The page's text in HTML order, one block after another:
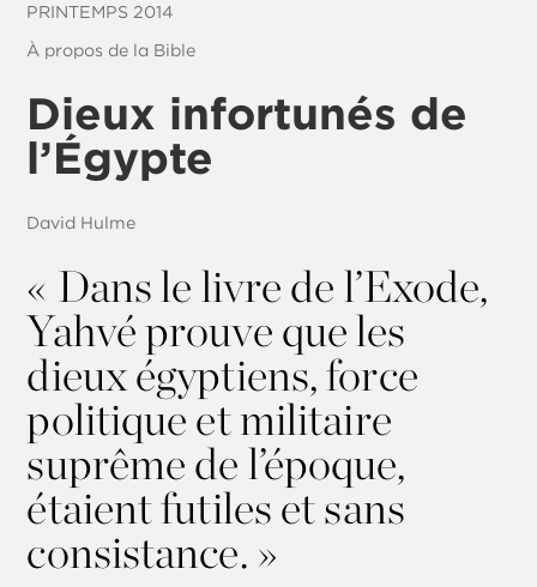
PRINTEMPS 2014
À propos de la Bible
Dieux infortunés de
l’Égypte
David Hulme
« Dans le livre de l’Exode,
Yahvé prouve que les
dieux égyptiens, force
politique et militaire
suprême de l’époque,
étaient futiles et sans
consistance. »